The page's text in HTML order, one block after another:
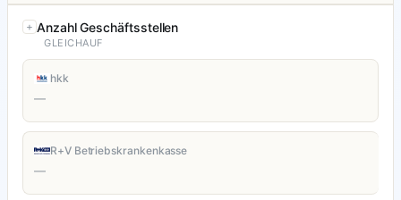
Anzahl Geschäftsstellen
GLEICHAUF
hkk
—
R+V Betriebskrankenkasse
—